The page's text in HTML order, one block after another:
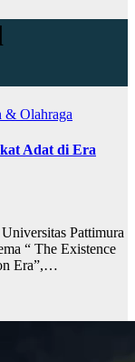
& Olahraga
Adat di Era
Pattimura
“ The Existence
Era”,…